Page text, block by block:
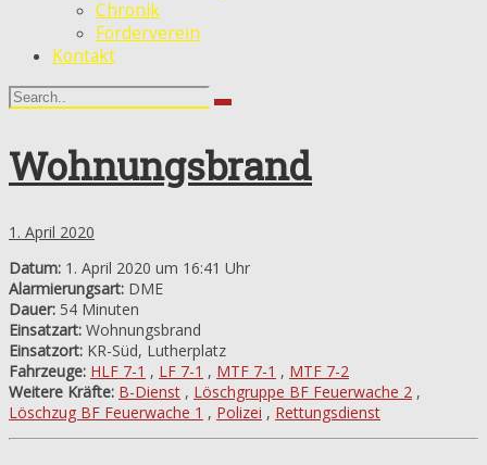
Chronik
Förderverein
Kontakt
Wohnungsbrand
1. April 2020
Datum: 1. April 2020 um 16:41 Uhr
Alarmierungsart: DME
Dauer: 54 Minuten
Einsatzart: Wohnungsbrand
Einsatzort: KR-Süd, Lutherplatz
Fahrzeuge: HLF 7-1 , LF 7-1 , MTF 7-1 , MTF 7-2
Weitere Kräfte: B-Dienst , Löschgruppe BF Feuerwache 2 ,
Löschzug BF Feuerwache 1 , Polizei , Rettungsdienst